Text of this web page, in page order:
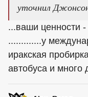
уточнил
...ваши ценности -
.............у
иракская
автобуса и много